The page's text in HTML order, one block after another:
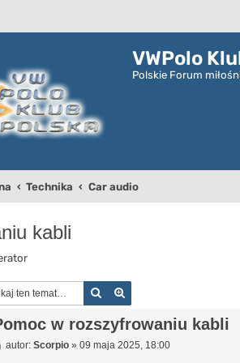
VWPolo
Polskie Forum
Technika Car audio
kabli
Szukaj
w rozszyfrowaniu kabli
Pautor: Scorpio» 09 maja 2025, 18:00